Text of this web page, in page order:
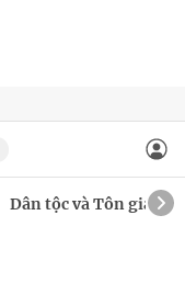
Dân tộc và Tôn giáo